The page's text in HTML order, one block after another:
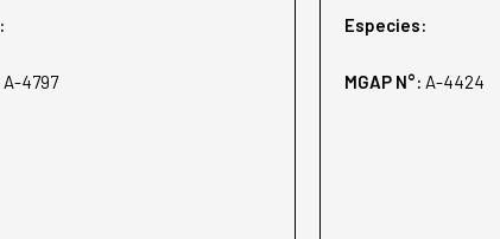
A-4797
Especies:
MGAP N°: A-4424